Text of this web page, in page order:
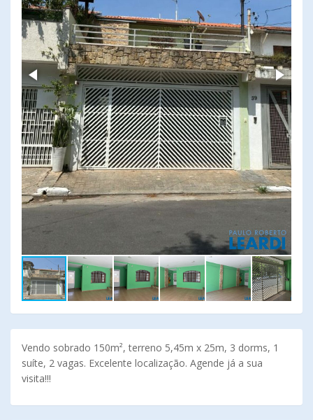
Vendo sobrado 150m², terreno 5,45m x 25m, 3 dorms, 1
suíte, 2 vagas. Excelente localização. Agende já a sua
visita!!!